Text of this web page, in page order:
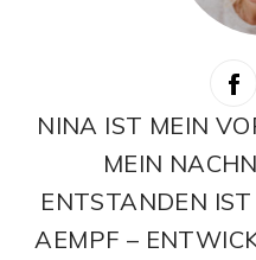
NINA IST MEIN
MEIN
ENTSTANDEN
AEMPF –